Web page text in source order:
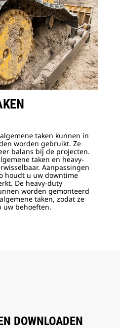
taken kunnen in
worden gebruikt. Ze
balans bij de projecten.
taken en heavy-
Aanpassingen
houdt u uw downtime
De heavy-duty
worden gemonteerd
taken, zodat ze
uw behoeften.
DOWNLOADEN